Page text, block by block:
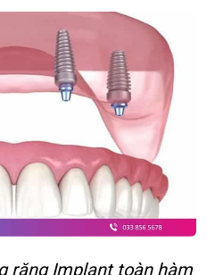
răng Implant toàn hàm